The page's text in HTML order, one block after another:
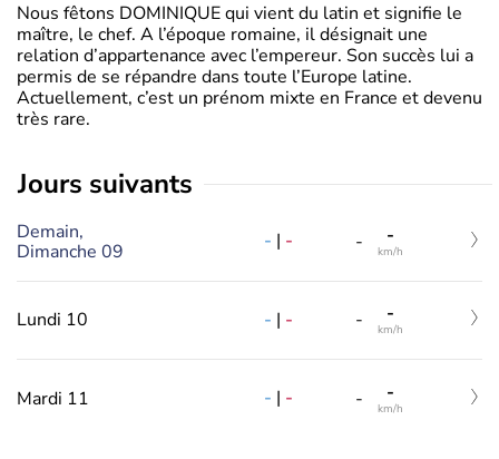
Nous fêtons DOMINIQUE qui vient du latin et signifie le
maître, le chef. A l’époque romaine, il désignait une
relation d’appartenance avec l’empereur. Son succès lui a
permis de se répandre dans toute l’Europe latine.
Actuellement, c’est un prénom mixte en France et devenu
très rare.
jours suivants
Demain,
Dimanche 09
- | - - -
km/h
Lundi 10 - | - - -
km/h
Mardi 11 - | - - -
km/h